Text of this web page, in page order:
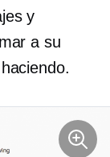
y
a su